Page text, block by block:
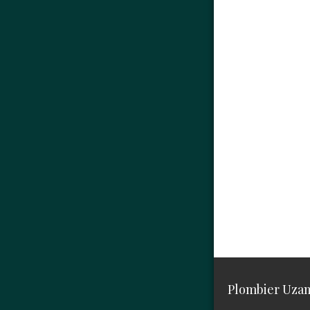
Plombier